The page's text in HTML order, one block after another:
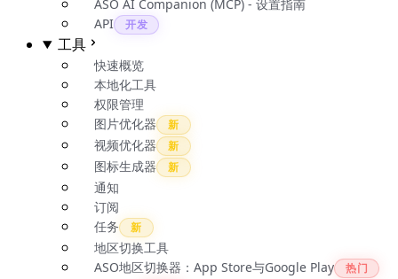
ASO AI Companion (MCP) - 设置指南
API
开发
工具
快速概览
本地化工具
权限管理
图片优化器
新
视频优化器 新
图标生成器 新
通知
订阅
任务
新
地区切换工具
ASO地区切换器：App Store与Google Play
热门